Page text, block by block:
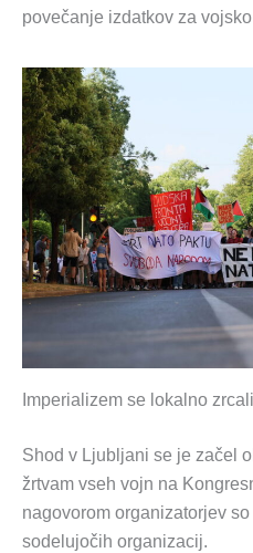
povečanje izdatkov za
Imperializem se lokalno
Shod v Ljubljani se je začel
žrtvam vseh vojn na
nagovorom organizatorjev
sodelujočih organizacij.